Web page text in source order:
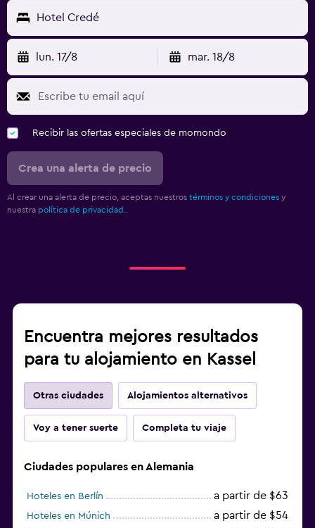
Hotel Credé
lun. 17/8 mar. 18/8
Recibir las ofertas especiales de momondo
Crea una alerta de precio
Al crear una alerta de precio, aceptas nuestros términos y condiciones y
nuestra política de privacidad.
Encuentra mejores resultados
para tu alojamiento en Kassel
Otras ciudades Alojamientos alternativos
Voy a tener suerte Completa tu viaje
Ciudades populares en Alemania
Hoteles en Berlín a partir de $63
Hoteles en Múnich a partir de $54